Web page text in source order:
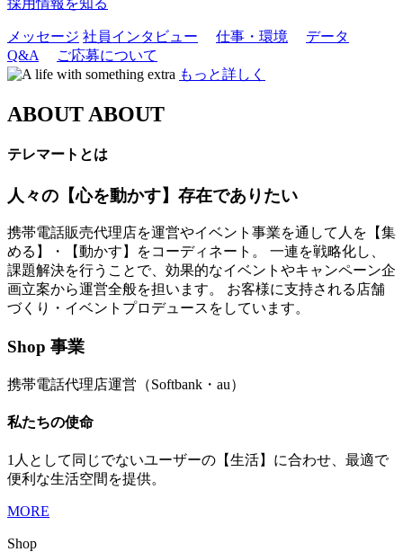
採用情報を知る
メッセージ 社員インタビュー 仕事・環境
データ
Q&A
ご応募について
もっと詳しく
ABOUT ABOUT
テレマートとは
人々の【心を動かす】存在でありたい
携帯電話販売代理店を運営やイベント事業を通して人を【集
める】・【動かす】をコーディネート。 一連を戦略化し、
課題解決を行うことで、効果的なイベントやキャンペーン企
画立案から運営全般を担います。 お客様に支持される店舗
づくり・イベントプロデュースをしています。
Shop 事業
携帯電話代理店運営（Softbank・au）
私たちの使命
1人として同じでないユーザーの【生活】に合わせ、最適で
便利な生活空間を提供。
MORE
Shop